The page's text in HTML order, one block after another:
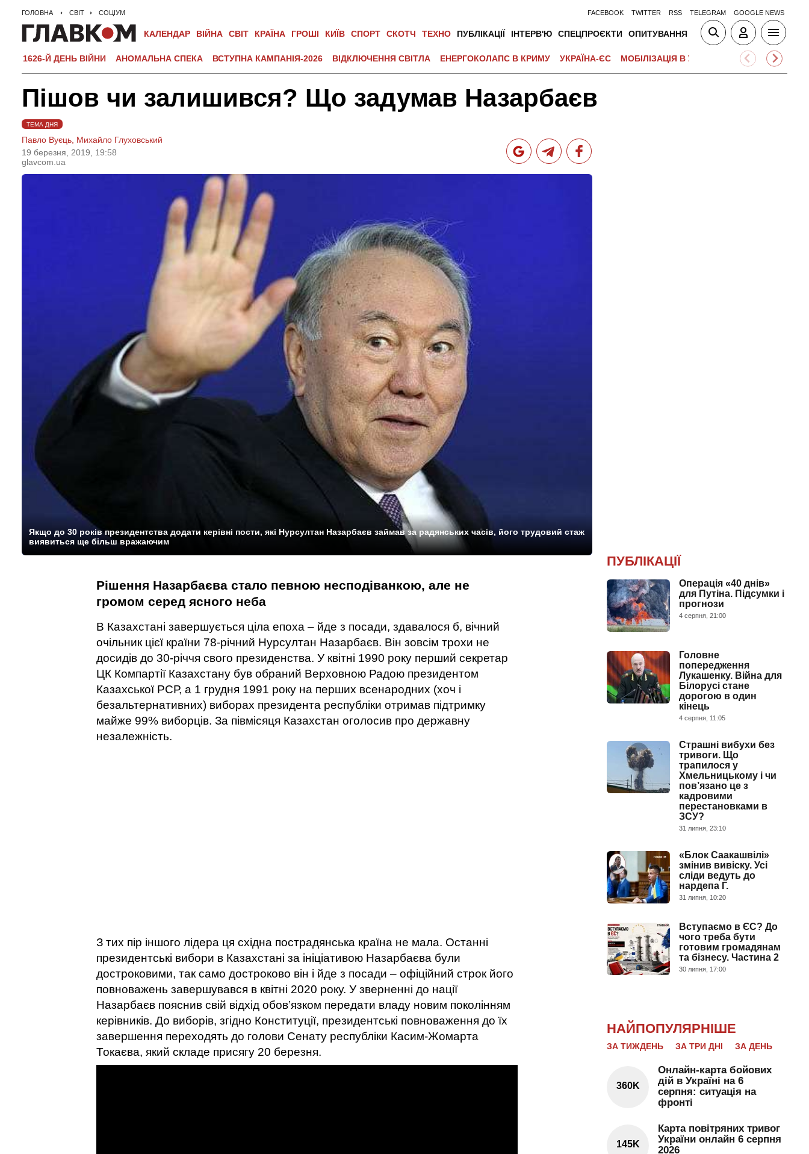
ГОЛОВНА СВІТ СОЦІУМ FACEBOOK TWITTER RSS TELEGRAM GOOGLE NEWS
КАЛЕНДАР ВІЙНА СВІТ КРАЇНА ГРОШІ КИЇВ СПОРТ СКОТЧ ТЕХНО ПУБЛІКАЦІЇ ІНТЕРВ'Ю СПЕЦПРОЄКТИ ОПИТУВАННЯ
1626-Й ДЕНЬ ВІЙНИ АНОМАЛЬНА СПЕКА ВСТУПНА КАМПАНІЯ-2026 ВІДКЛЮЧЕННЯ СВІТЛА ЕНЕРГОКОЛАПС В КРИМУ УКРАЇНА-ЄС МОБІЛІЗАЦІЯ В УКРАЇНІ ВІЙНА НА
Пішов чи залишився? Що задумав Назарбаєв
ТЕМА ДНЯ
Павло Вуєць, Михайло Глуховський
19 березня, 2019, 19:58
glavcom.ua
Якщо до 30 років президентства додати керівні пости, які Нурсултан Назарбаєв займав за радянських часів, його трудовий стаж
виявиться ще більш вражаючим
Рішення Назарбаєва стало певною несподіванкою, але не
громом серед ясного неба
В Казахстані завершується ціла епоха – йде з посади, здавалося б, вічний
очільник цієї країни 78-річний Нурсултан Назарбаєв. Він зовсім трохи не
досидів до 30-річчя свого президенства. У квітні 1990 року перший секретар
ЦК Компартії Казахстану був обраний Верховною Радою президентом
Казахської РСР, а 1 грудня 1991 року на перших всенародних (хоч і
безальтернативних) виборах президента республіки отримав підтримку
майже 99% виборців. За півмісяця Казахстан оголосив про державну
незалежність.
З тих пір іншого лідера ця східна пострадянська країна не мала. Останні
президентські вибори в Казахстані за ініціативою Назарбаєва були
достроковими, так само достроково він і йде з посади – офіційний строк його
повноважень завершувався в квітні 2020 року. У зверненні до нації
Назарбаєв пояснив свій відхід обов’язком передати владу новим поколінням
керівників. До виборів, згідно Конституції, президентські повноваження до їх
завершення переходять до голови Сенату республіки Касим-Жомарта
Токаєва, який складе присягу 20 березня.
ПУБЛІКАЦІЇ
Операція «40 днів»
для Путіна. Підсумки і
прогнози
4 серпня, 21:00
Головне
попередження
Лукашенку. Війна для
Білорусі стане
дорогою в один
кінець
4 серпня, 11:05
Страшні вибухи без
тривоги. Що
трапилося у
Хмельницькому і чи
пов’язано це з
кадровими
перестановками в
ЗСУ?
31 липня, 23:10
«Блок Саакашвілі»
змінив вивіску. Усі
сліди ведуть до
нардепа Г.
31 липня, 10:20
Вступаємо в ЄС? До
чого треба бути
готовим громадянам
та бізнесу. Частина 2
30 липня, 17:00
НАЙПОПУЛЯРНІШЕ
ЗА ТИЖДЕНЬ ЗА ТРИ ДНІ ЗА ДЕНЬ
360K
Онлайн-карта бойових
дій в Україні на 6
серпня: ситуація на
фронті
145K
Карта повітряних тривог
України онлайн 6 серпня
2026